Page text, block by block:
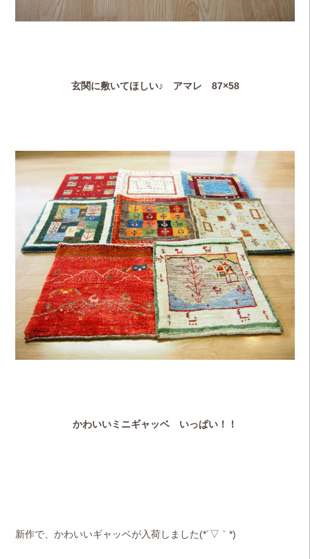
玄関に敷いてほしい♪ アマレ 87×58
かわいいミニギャッベ いっぱい！！
新作で、かわいいギャッベが入荷しました(*´▽｀*)